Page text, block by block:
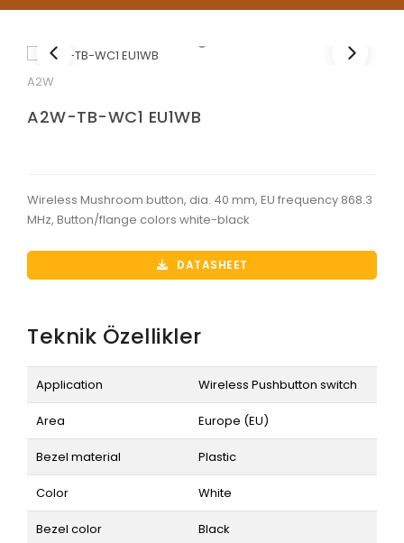
A2W
A2W-TB-WC1 EU1WB
Wireless Mushroom button, dia. 40 mm, EU frequency 868.3
MHz, Button/flange colors white-black
DATASHEET
Teknik Özellikler
Application Wireless Pushbutton switch
Area Europe (EU)
Bezel material Plastic
Color White
Bezel color Black